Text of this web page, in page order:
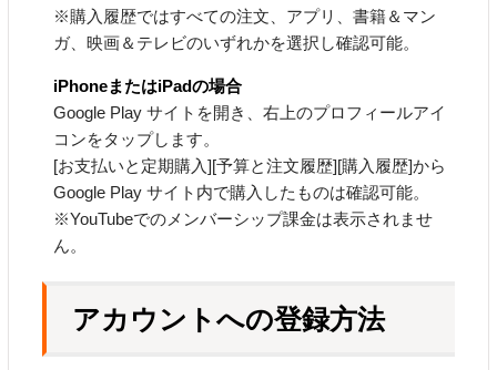
※購入履歴ではすべての注文、アプリ、書籍＆マン
ガ、映画＆テレビのいずれかを選択し確認可能。
iPhoneまたはiPadの場合
Google Play サイトを開き、右上のプロフィールアイ
コンをタップします。
[お支払いと定期購入][予算と注文履歴][購入履歴]から
Google Play サイト内で購入したものは確認可能。
※YouTubeでのメンバーシップ課金は表示されませ
ん。
アカウントへの登録方法